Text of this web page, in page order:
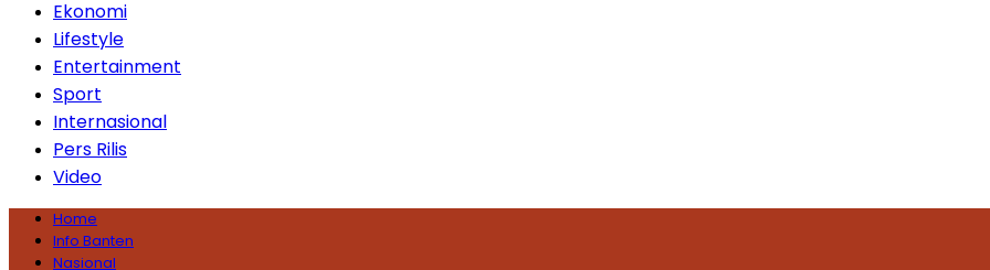
Ekonomi
Lifestyle
Entertainment
Sport
Internasional
Pers Rilis
Video
Home
Info Banten
Nasional